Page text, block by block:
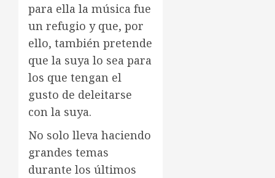
para ella la música fue
un refugio y que, por
ello, también pretende
que la suya lo sea para
los que tengan el
gusto de deleitarse
con la suya.
No solo lleva haciendo
grandes temas
durante los últimos